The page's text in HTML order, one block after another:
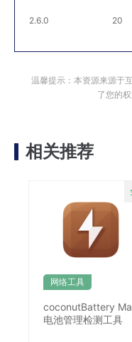
2.6.0 20
温馨提示：本资源来源于
了您的
相关推荐
网络工具
coconutBattery
电池管理检测工具